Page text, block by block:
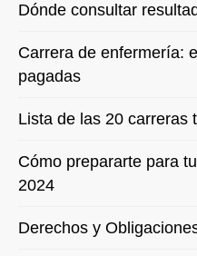
Dónde consultar
Carrera de enfermería:
pagadas
Lista de las 20 carreras
Cómo prepararte para
2024
Derechos y